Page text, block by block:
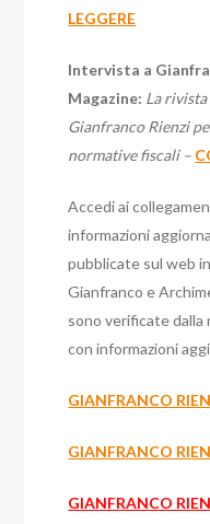
LEGGERE
Intervista a
Magazine: La
Gianfranco Rienzi
normative fiscali –
Accedi ai
informazioni
pubblicate sul web
Gianfranco e
sono verificate
con informazioni
GIANFRANCO
GIANFRANCO
GIANFRANCO